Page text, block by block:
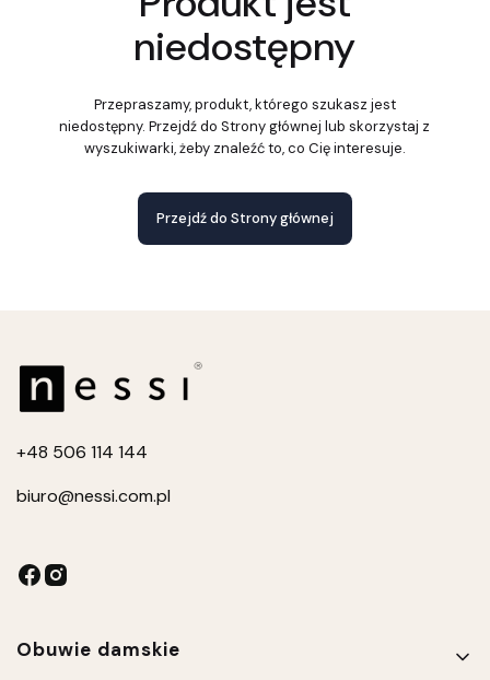
niedostępny
Przepraszamy, produkt, którego szukasz jest
niedostępny. Przejdź do Strony głównej lub skorzystaj z
wyszukiwarki, żeby znaleźć to, co Cię interesuje.
Przejdź do Strony głównej
+48 506 114 144
biuro@nessi.com.pl
Linki w stopce
Obuwie damskie